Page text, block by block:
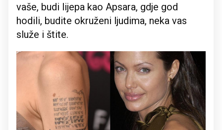
vaše, budi lijepa kao Apsara, gdje god
hodili, budite okruženi ljudima, neka vas
služe i štite.